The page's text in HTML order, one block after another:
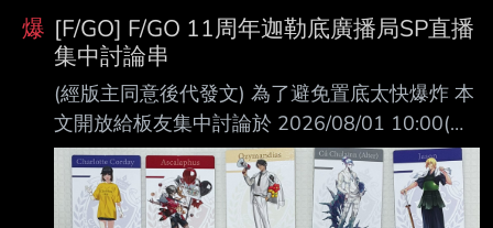
ニングステージ 出演：FGO運営スタッフ
Youtube :
https://www.youtube.com/live/8QBAX2Wjces X
: https://x.com/fgoproject Abema :
https://abema.tv/chan
爆 [F/GO] F/GO 11周年迦勒底廣播局SP直播
集中討論串
(經版主同意後代發文) 為了避免置底太快爆炸 本
文開放給板友集中討論於 2026/08/01 10:00(日
本時間GMT +8，下同) 舉辦的 「Fate/Grand
Order Fes. 2026 11th Anniversary」 直播
10:00-10:20 出演：FGO運営スタッフ Youtube